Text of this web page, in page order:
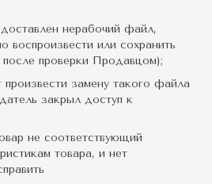
нерабочий файл,
воспроизвести или сохранить
проверки Продавцом);
замену такого файла
закрыл доступ к
не соответствующий
товара, и нет